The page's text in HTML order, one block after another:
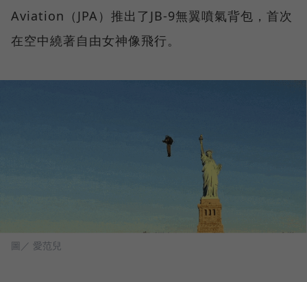
Aviation（JPA）推出了JB-9無翼噴氣背包，首次
在空中繞著自由女神像飛行。
圖／ 愛范兒